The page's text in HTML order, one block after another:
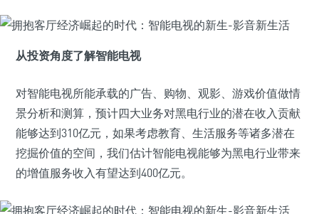
从投资角度了解智能电视
对智能电视所能承载的广告、购物、观影、游戏价值做情
景分析和测算，预计四大业务对黑电行业的潜在收入贡献
能够达到310亿元，如果考虑教育、生活服务等诸多潜在
挖掘价值的空间，我们估计智能电视能够为黑电行业带来
的增值服务收入有望达到400亿元。